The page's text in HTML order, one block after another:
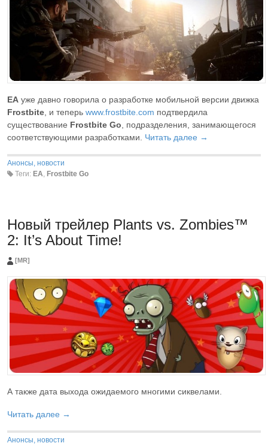
EA уже давно говорила о разработке мобильной версии движка
Frostbite , и теперь www.frostbite.com подтвердила
существование Frostbite Go , подразделения, занимающегося
соответствующими разработками. Читать далее →
Анонсы, новости
Теги: EA, Frostbite Go
Новый трейлер Plants vs. Zombies™
2: It’s About Time!
[MR]
А также дата выхода ожидаемого многими сиквелами.
Читать далее →
Анонсы, новости